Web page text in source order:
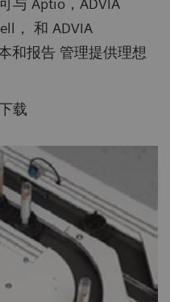
与 Aptio，ADVIA
， 和 ADVIA
和报告 管理提供理想
载